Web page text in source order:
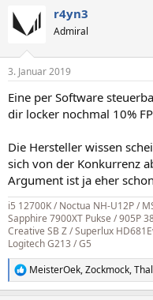
r4yn3
Admiral
3. Januar 2019
Eine per Software
dir locker nochmal 10%
Die Hersteller wissen
sich von der Konkurrenz
Argument ist ja eher
i5 12700K / Noctua NH-U12P /
Sapphire 7900XT Pukse /905P
Creative SB Z / Superlux
Logitech G213 / G5
R
e
MeisterOek,Zockmock,